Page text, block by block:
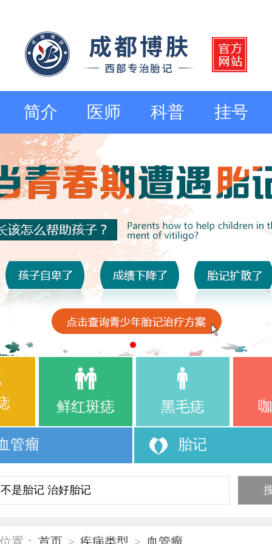
简介 医师 科普 挂号
鲜红斑痣 黑毛痣
管瘤 胎记